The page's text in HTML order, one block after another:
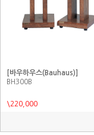
[바우하우스(Bauhaus)]
BH300B
\220,000